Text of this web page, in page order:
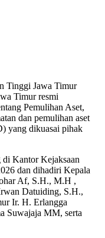
Tinggi Jawa Timur
Timur resmi
Pemulihan Aset,
dan pemulihan aset
yang dikuasai pihak
di Kantor Kejaksaan
dan dihadiri Kepala
Af, S.H., M.H ,
Datuiding, S.H.,
Ir. H. Erlangga
Suwajaja MM, serta